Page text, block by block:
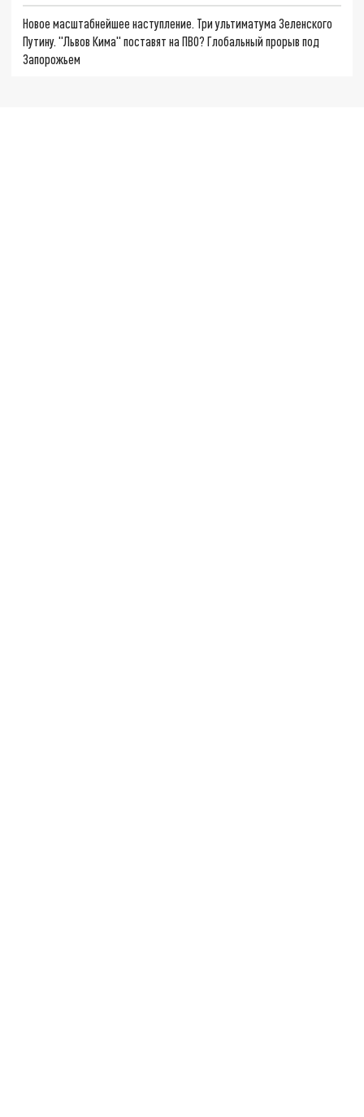
Новое масштабнейшее наступление. Три ультиматума Зеленского
Путину. "Львов Кима" поставят на ПВО? Глобальный прорыв под
Запорожьем